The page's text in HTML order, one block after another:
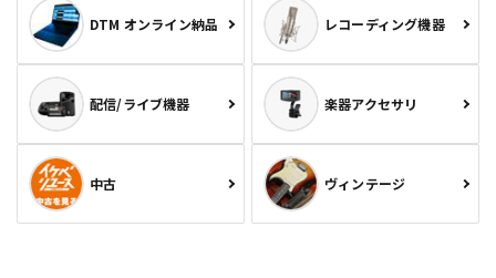
DTM オンライン納品 レコーディング機器
配信/ライブ機器 楽器アクセサリ
中古 ヴィンテージ